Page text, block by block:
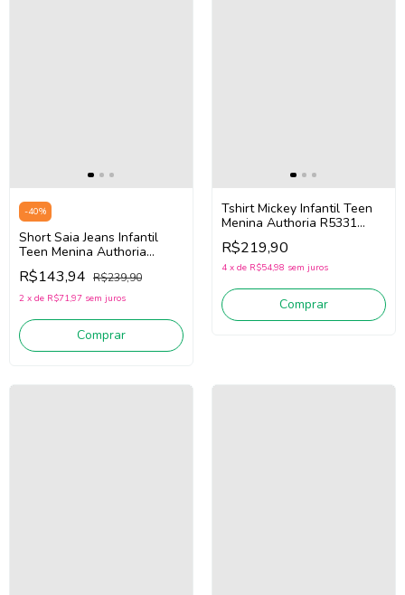
-40%
Short Saia Jeans Infantil
Teen Menina Authoria
R5203 (Jeans Escuro)
R$143,94 R$239,90
2 x de R$71,97 sem juros
Comprar
Tshirt Mickey Infantil Teen
Menina Authoria R5331
(Preto)
R$219,90
4 x de R$54,98 sem juros
Comprar